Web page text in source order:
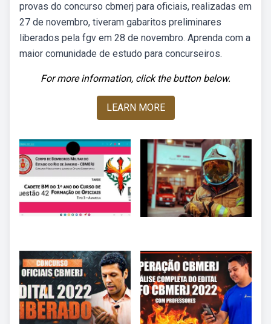
provas do concurso cbmerj para oficiais, realizadas em
27 de novembro, tiveram gabaritos preliminares
liberados pela fgv em 28 de novembro. Aprenda com a
maior comunidade de estudo para concurseiros.
For more information, click the button below.
LEARN MORE